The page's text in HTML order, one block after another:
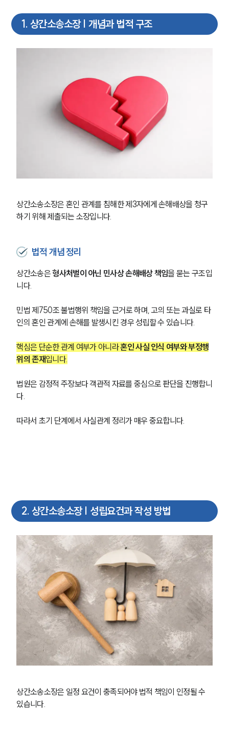
1. 상간소송소장 | 개념과 법적 구조
상간소송소장은 혼인 관계를 침해한 제3자에게 손해배상을 청구
하기 위해 제출되는 소장입니다.
법적 개념 정리
상간소송은 형사처벌이 아닌 민사상 손해배상 책임을 묻는 구조입
니다.
민법 제750조 불법행위 책임을 근거로 하며, 고의 또는 과실로 타
인의 혼인 관계에 손해를 발생시킨 경우 성립할 수 있습니다.
핵심은 단순한 관계 여부가 아니라 혼인 사실 인식 여부와 부정행
위의 존재입니다.
법원은 감정적 주장보다 객관적 자료를 중심으로 판단을 진행합니
다.
따라서 초기 단계에서 사실관계 정리가 매우 중요합니다.
2. 상간소송소장 | 성립요건과 작성 방법
상간소송소장은 일정 요건이 충족되어야 법적 책임이 인정될 수
있습니다.